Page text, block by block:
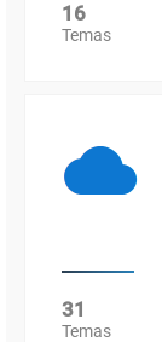
16
Temas
31
Temas